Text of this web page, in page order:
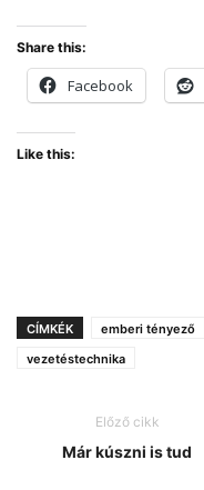
Share this:
Facebook
Like this:
CÍMKÉK emberi tényező
vezetéstechnika
Előző cikk
Már kúszni is tud